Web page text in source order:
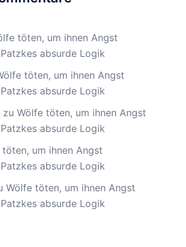
töten, um ihnen Angst
absurde Logik
töten, um ihnen Angst
absurde Logik
zu Wölfe töten, um ihnen Angst
absurde Logik
um ihnen Angst
absurde Logik
Wölfe töten, um ihnen Angst
absurde Logik